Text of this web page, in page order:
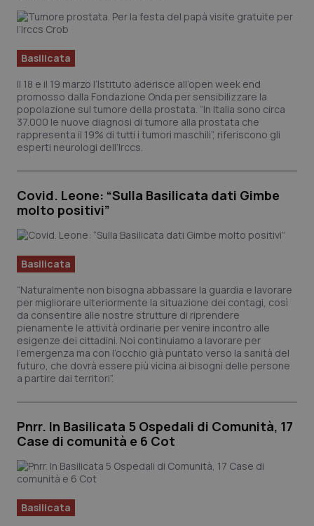
Piemonte
Provincia Autonoma di Bolzano
Provincia Autonoma di Trento
Puglia
Sardegna
Sicilia
Umbria
Valle D’Aosta
Veneto
HIV
Infezioni & Febbre
Ipertensione & Scompenso
Malattie rare
Malattia di Crohn & Rettocolite Ulcerosa
Neuroscienze & patologie neurodegenerative
Oftalmologia
Oncodermatologia
Oncoematologia
Psoriasi & pelle
Quotidiano Cardiologia
Quotidiano Chirurgia
Basilicata
Il 18 e il 19 marzo l’Istituto aderisce all’open week end
promosso dalla Fondazione Onda per sensibilizzare la
popolazione sul tumore della prostata. “In Italia sono circa
37.000 le nuove diagnosi di tumore alla prostata che
rappresenta il 19% di tutti i tumori maschili”, riferiscono gli
esperti neurologi dell’Irccs.
Covid. Leone: “Sulla Basilicata dati Gimbe
molto positivi”
Basilicata
“Naturalmente non bisogna abbassare la guardia e lavorare
per migliorare ulteriormente la situazione dei contagi, così
da consentire alle nostre strutture di riprendere
pienamente le attività ordinarie per venire incontro alle
esigenze dei cittadini. Noi continuiamo a lavorare per
l’emergenza ma con l’occhio già puntato verso la sanità del
futuro, che dovrà essere più vicina ai bisogni delle persone
a partire dai territori”.
Pnrr. In Basilicata 5 Ospedali di Comunità, 17
Case di comunità e 6 Cot
Basilicata